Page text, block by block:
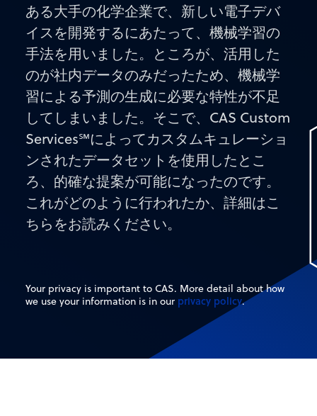
ある大手の化学企業で、新しい電子デバ
イスを開発するにあたって、機械学習の
手法を用いました。ところが、活用した
のが社内データのみだったため、機械学
習による予測の生成に必要な特性が不足
してしまいました。そこで、CAS Custom
Services℠によってカスタムキュレーショ
ンされたデータセットを使用したとこ
ろ、的確な提案が可能になったのです。
これがどのように行われたか、詳細はこ
ちらをお読みください。
Your privacy is important to CAS. More detail about how
we use your information is in our privacy policy.